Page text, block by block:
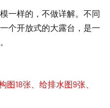
一样的，不做详解。不同
个开放式的大露台，是一
图18张、给排水图9张、